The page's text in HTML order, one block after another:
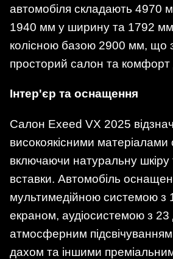
автомобіля складають 4970
1940 мм у ширину та 1792 мм
колісною базою 2900 мм, що
просторий салон та комфорт
Інтер'єр та оснащення
Салон Exeed VX 2025
високоякісними
включаючи натуральну шкіру
вставки. Автомобіль
мультимедійною системою
екраном, аудіосистемою з 23
атмосферним
дахом та іншими